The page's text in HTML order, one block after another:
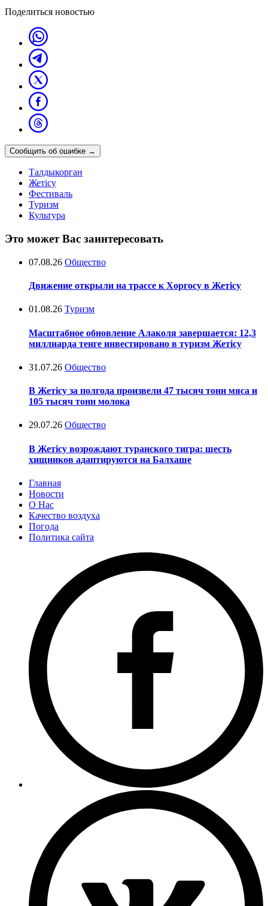
Поделиться новостью
Сообщить об ошибке →
Талдыкорган
Жетісу
Фестиваль
Туризм
Культура
Это может Вас заинтересовать
07.08.26 Общество
Движение открыли на трассе к Хоргосу в Жетісу
01.08.26 Туризм
Масштабное обновление Алаколя завершается: 12,3
миллиарда тенге инвестировано в туризм Жетісу
31.07.26 Общество
В Жетісу за полгода произвели 47 тысяч тонн мяса и
105 тысяч тонн молока
29.07.26 Общество
В Жетісу возрождают туранского тигра: шесть
хищников адаптируются на Балхаше
Главная
Новости
О Нас
Качество воздуха
Погода
Политика сайта